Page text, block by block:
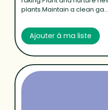
plants.Maintain a clean ga...
Ajouter à ma liste